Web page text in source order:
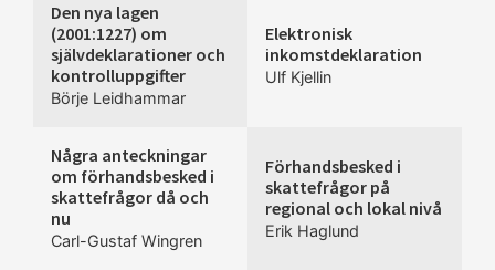
Den nya lagen
(2001:1227) om
självdeklarationer och
kontrolluppgifter
Börje Leidhammar
Elektronisk
inkomstdeklaration
Ulf Kjellin
Några anteckningar
om förhandsbesked i
skattefrågor då och
nu
Carl-Gustaf Wingren
Förhandsbesked i
skattefrågor på
regional och lokal nivå
Erik Haglund